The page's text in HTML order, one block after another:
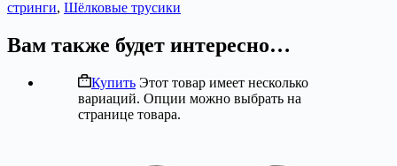
стринги, Шёлковые трусики
Вам также будет интересно…
Купить Этот товар имеет несколько
вариаций. Опции можно выбрать на
странице товара.